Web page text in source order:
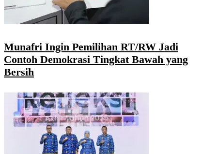
Munafri Ingin Pemilihan RT/RW Jadi
Contoh Demokrasi Tingkat Bawah yang
Bersih